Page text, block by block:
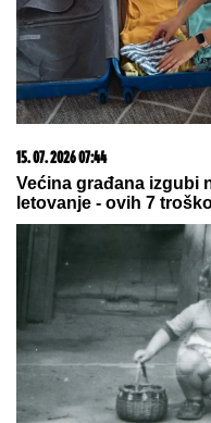
Letnje večeri u gradu
Zašto sve više ljudi
pretvori u druženje